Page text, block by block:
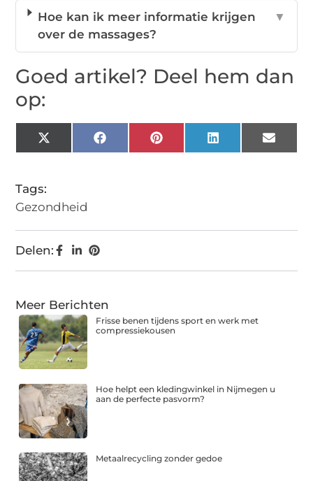
Hoe kan ik meer informatie krijgen
over de massages?
▼
Goed artikel? Deel hem dan
op:
X
(Twitter)
FacebookPinterestLinkedIn Email
Tags:
Gezondheid
Delen:
Meer Berichten
Frisse benen tijdens sport en werk met
compressiekousen
Hoe helpt een kledingwinkel in Nijmegen u
aan de perfecte pasvorm?
Metaalrecycling zonder gedoe